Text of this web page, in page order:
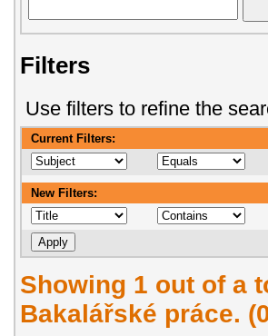
Filters
Use filters to refine the
Current Filters:
New Filters:
Showing 1 out of a
Bakalářské práce.